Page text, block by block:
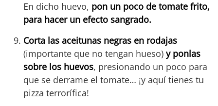
En dicho huevo, pon un poco de tomate frito,
para hacer un efecto sangrado.
Corta las aceitunas negras en rodajas
(importante que no tengan hueso) y ponlas
sobre los huevos, presionando un poco para
que se derrame el tomate… ¡y aquí tienes tu
pizza terrorífica!